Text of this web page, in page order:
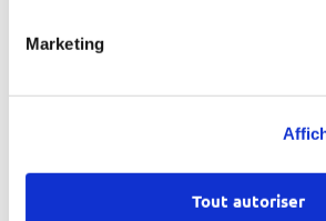
Marketing
Tout autoriser
compétences en gestion
à toute entreprise
ses exportations en
Contactez-nous pour
sur nos services et